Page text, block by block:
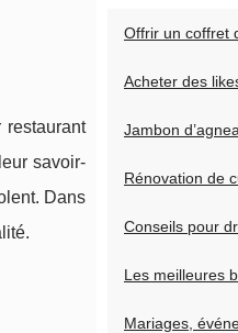
savoir-
Dans
Offrir un coffret
Acheter des
Jambon
Rénovation de
Conseils pour
Les meilleures
Mariages,